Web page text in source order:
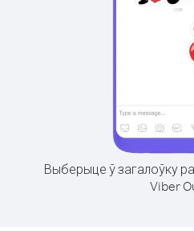
Выберыце ў загалоўку
Viber